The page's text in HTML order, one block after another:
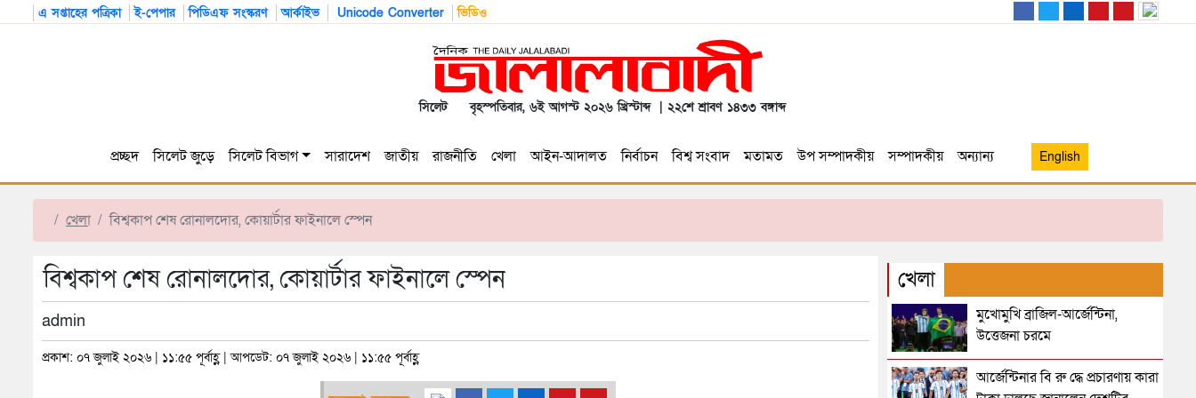
এ সপ্তাহের পত্রিকা ই-পেপার পিডিএফ সংস্করণ আর্কাইভ Unicode Converter ভিডিও
সিলেট বৃহস্পতিবার, ৬ই আগস্ট ২০২৬ খ্রিস্টাব্দ | ২২শে শ্রাবণ ১৪৩৩ বঙ্গাব্দ
প্রচ্ছদ সিলেট জুড়ে সিলেট বিভাগ সারাদেশ জাতীয় রাজনীতি খেলা আইন-আদালত নির্বাচন বিশ্ব সংবাদ মতামত উপ সম্পাদকীয় সম্পাদকীয় অন্যান্য English
খেলা বিশ্বকাপ শেষ রোনালদোর, কোয়ার্টার ফাইনালে স্পেন
বিশ্বকাপ শেষ রোনালদোর, কোয়ার্টার ফাইনালে স্পেন
admin
প্রকাশ: ০৭ জুলাই ২০২৬ | ১১:৫৫ পূর্বাহ্ণ | আপডেট: ০৭ জুলাই ২০২৬ | ১১:৫৫ পূর্বাহ্ণ
খেলা
মুখোমুখি ব্রাজিল-আর্জেন্টিনা,
উত্তেজনা চরমে
আর্জেন্টিনার বি রু দ্ধে প্রচারণায় কারা